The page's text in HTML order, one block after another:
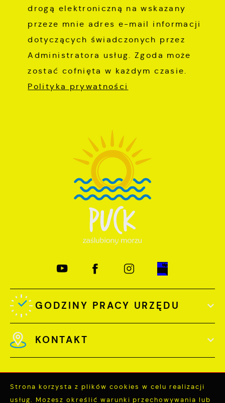
drogą elektroniczną na wskazany
przeze mnie adres e-mail informacji
dotyczących świadczonych przez
Administratora usług. Zgoda może
zostać cofnięta w każdym czasie.
Polityka prywatności
GODZINY PRACY URZĘDU
KONTAKT
Strona korzysta z plików cookies w celu realizacji
usług. Możesz określić warunki przechowywania lub